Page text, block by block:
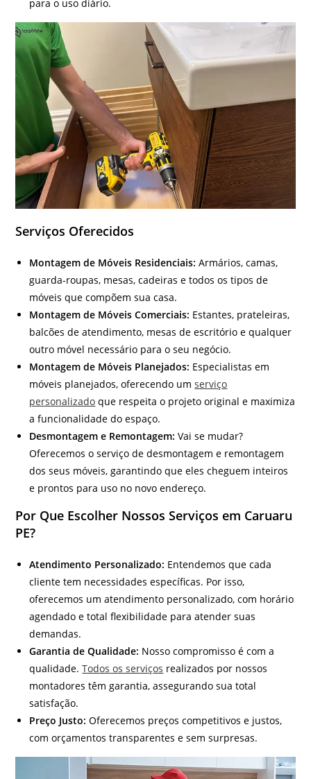
para o uso diário.
Serviços Oferecidos
Montagem de Móveis Residenciais: Armários, camas,
guarda-roupas, mesas, cadeiras e todos os tipos de
móveis que compõem sua casa.
Montagem de Móveis Comerciais: Estantes, prateleiras,
balcões de atendimento, mesas de escritório e qualquer
outro móvel necessário para o seu negócio.
Montagem de Móveis Planejados: Especialistas em
móveis planejados, oferecendo umserviço
personalizado que respeita o projeto original e maximiza
a funcionalidade do espaço.
Desmontagem e Remontagem: Vai se mudar?
Oferecemos o serviço de desmontagem e remontagem
dos seus móveis, garantindo que eles cheguem inteiros
e prontos para uso no novo endereço.
Por Que Escolher Nossos Serviços em Caruaru
PE?
Atendimento Personalizado: Entendemos que cada
cliente tem necessidades específicas. Por isso,
oferecemos um atendimento personalizado, com horário
agendado e total flexibilidade para atender suas
demandas.
Garantia de Qualidade: Nosso compromisso é com a
qualidade.Todos os serviços realizados por nossos
montadores têm garantia, assegurando sua total
satisfação.
Preço Justo: Oferecemos preços competitivos e justos,
com orçamentos transparentes e sem surpresas.